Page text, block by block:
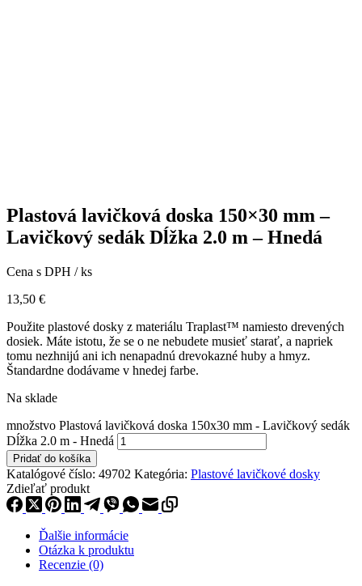
Plastová lavičková doska 150×30 mm –
Lavičkový sedák Dĺžka 2.0 m – Hnedá
Cena s DPH / ks
13,50 €
Použite plastové dosky z materiálu Traplast™ namiesto drevených
dosiek. Máte istotu, že se o ne nebudete musieť starať, a napriek
tomu nezhnijú ani ich nenapadnú drevokazné huby a hmyz.
Štandardne dodávame v hnedej farbe.
Na sklade
množstvo Plastová lavičková doska 150x30 mm - Lavičkový sedák
Dĺžka 2.0 m - Hnedá
Pridať do košíka
Katalógové číslo: 49702 Kategória: Plastové lavičkové dosky
Zdieľať produkt
Ďalšie informácie
Otázka k produktu
Recenzie (0)